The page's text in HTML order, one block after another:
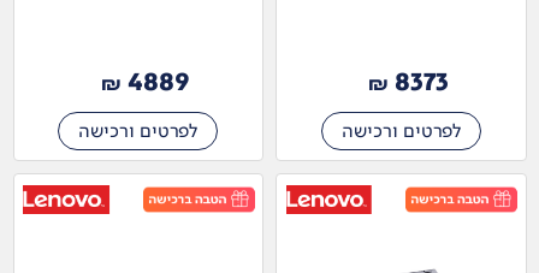
8373
₪
לפרטים ורכישה
4889
₪
לפרטים ורכישה